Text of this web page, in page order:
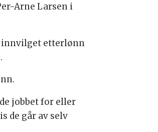
Arne Larsen i
innvilget etterlønn
jobbet for eller
de går av selv